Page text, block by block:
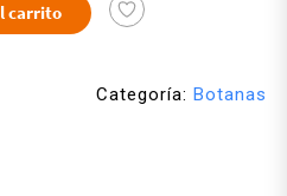
carrito
Categoría: Botanas